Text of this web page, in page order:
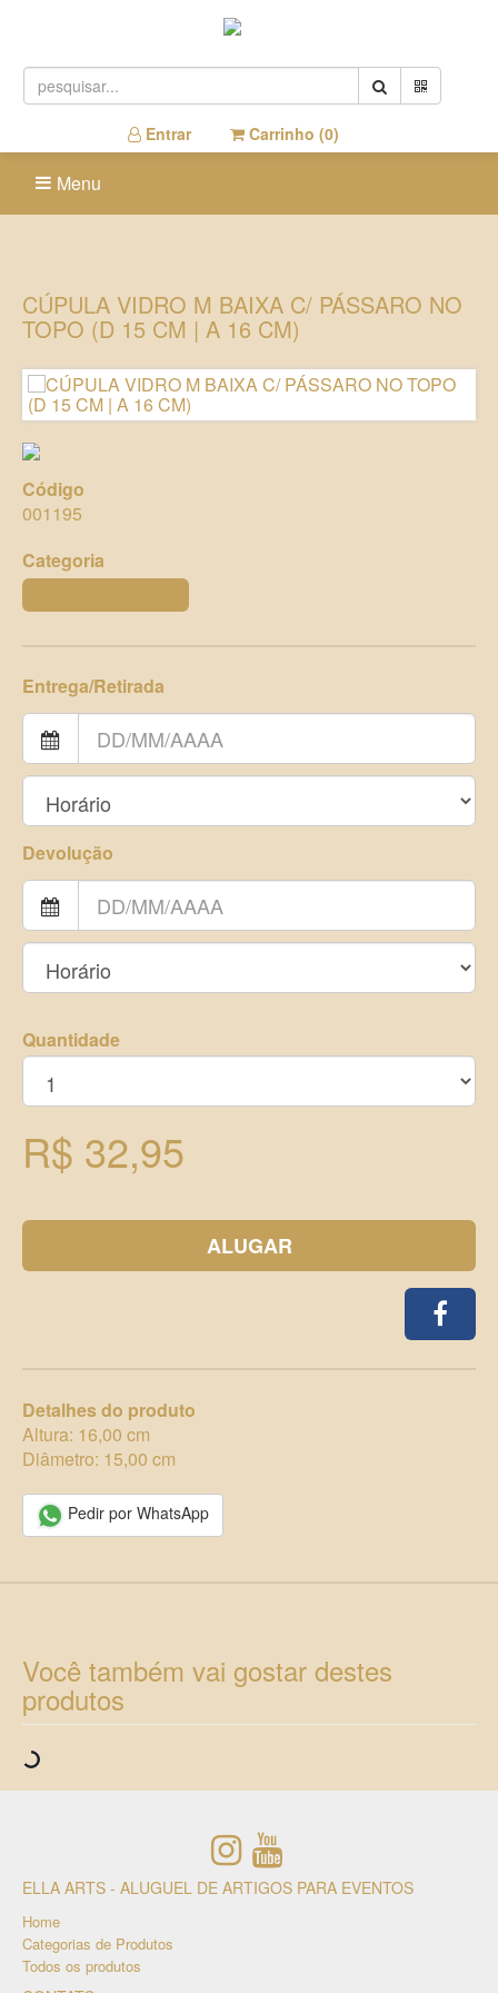
Entrar Carrinho (0)
Menu
CÚPULA VIDRO M BAIXA C/ PÁSSARO NO
TOPO (D 15 CM | A 16 CM)
Código
001195
Categoria
Entrega/Retirada
Devolução
Quantidade
R$ 32,95
ALUGAR
Detalhes do produto
Altura: 16,00 cm
Diâmetro: 15,00 cm
Pedir por WhatsApp
Você também vai gostar destes
produtos
ELLA ARTS - ALUGUEL DE ARTIGOS PARA EVENTOS
Home
Categorias de Produtos
Todos os produtos